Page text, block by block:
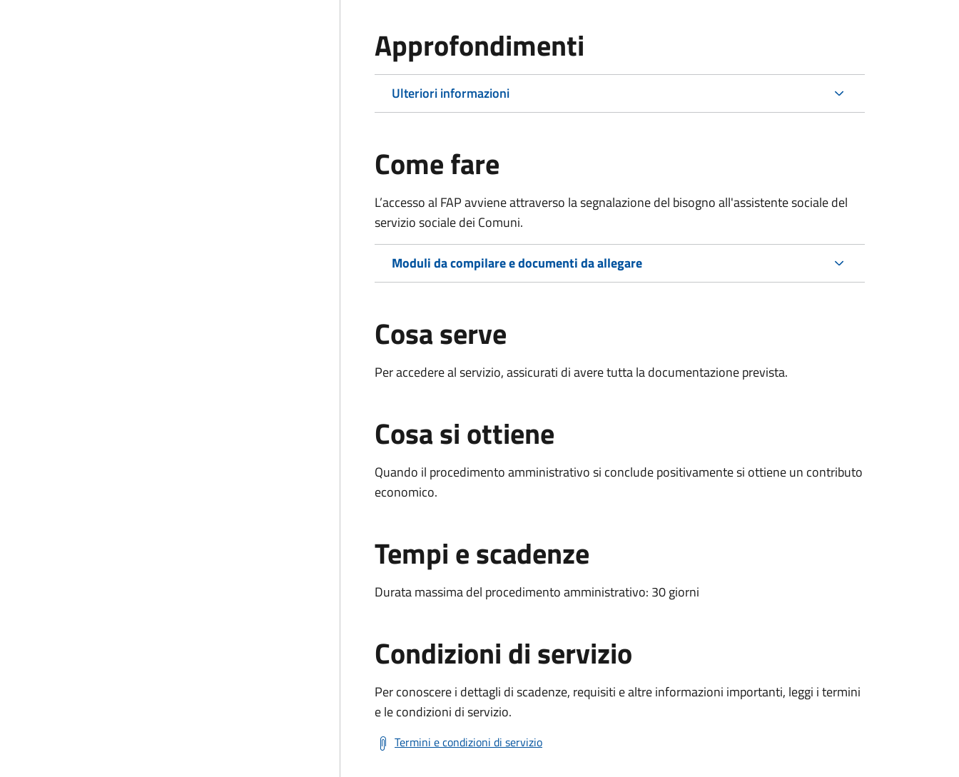
Approfondimenti
Ulteriori informazioni
Come fare
L’accesso al FAP avviene attraverso la segnalazione del bisogno all'assistente sociale del
servizio sociale dei Comuni.
Moduli da compilare e documenti da allegare
Cosa serve
Per accedere al servizio, assicurati di avere tutta la documentazione prevista.
Cosa si ottiene
Quando il procedimento amministrativo si conclude positivamente si ottiene un contributo
economico.
Tempi e scadenze
Durata massima del procedimento amministrativo: 30 giorni
Condizioni di servizio
Per conoscere i dettagli di scadenze, requisiti e altre informazioni importanti, leggi i termini
e le condizioni di servizio.
Termini e condizioni di servizio